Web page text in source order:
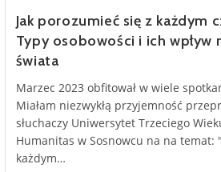
Subregionu
Centralnego
Województwa
Jak porozumieć się z każdym
Typy osobowości i ich wpływ
świata
Marzec 2023 obfitował w wiele
Miałam niezwykłą przyjemność
słuchaczy Uniwersytet Trzeciego
Humanitas w Sosnowcu na na temat:
każdym…